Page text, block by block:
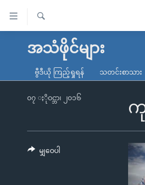
လွယ်ကူ
သည့်
မူလစာမျက်နှာ
ကမ္ဘာ့သတင်းများ
နိုင်ငံတကာ
တရုတ်
အစ္စရေး-ပါလက်စတိုင်း
ရပ်ဝန်းတခု လမ်းတခု အလွန်
အင်္ဂလိပ်စာလေ့လာမယ်
ရ
အသံဖိုင်များ
ဗွီဒီယို ကြည့်ရှုရန် သတင်းစာသား
၀၇ ႏိုဝင္ဘာ၊ ၂၀၁၆
မျှဝေပါ